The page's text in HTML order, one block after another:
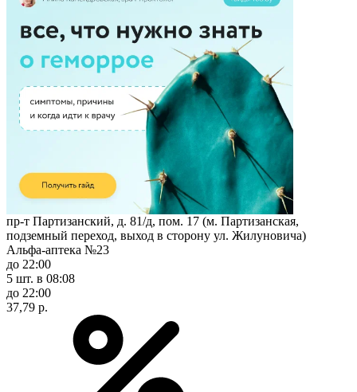
пр-т Партизанский, д. 81/д, пом. 17 (м. Партизанская,
подземный переход, выход в сторону ул. Жилуновича)
Альфа-аптека №23
до 22:00
5 шт. в 08:08
до 22:00
37,79 р.